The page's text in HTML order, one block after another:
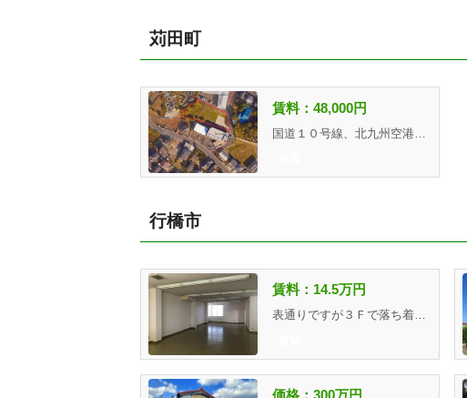
苅田町
賃料：48,000円
国道１０号線、北九州空港ＩＣが近く利便性の高い地域です。。
行橋市
賃料：14.5万円
表通りですが３Ｆで落ち着いた空間なので、教室やサロンなどに...
価格：300万円